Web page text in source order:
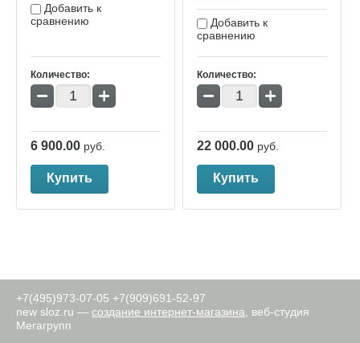
Добавить к
сравнению
Количество:
− +
6 900.00 руб.
Купить
Добавить к
сравнению
Количество:
− +
22 000.00 руб.
Купить
+7(495)973-07-05 +7(909)691-52-97
new sloz.ru — создание интернет-магазина, веб-студия
Мегагрупп